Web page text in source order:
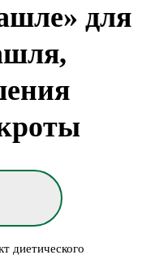
для
диетического